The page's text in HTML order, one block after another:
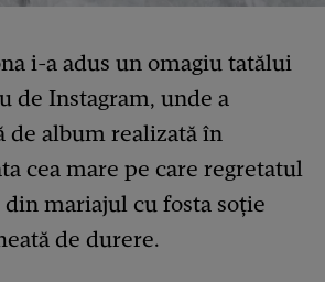
i-a adus un omagiu tatălui
de Instagram, unde a
de album realizată în
cea mare pe care regretatul
mariajul cu fosta soție
de durere.